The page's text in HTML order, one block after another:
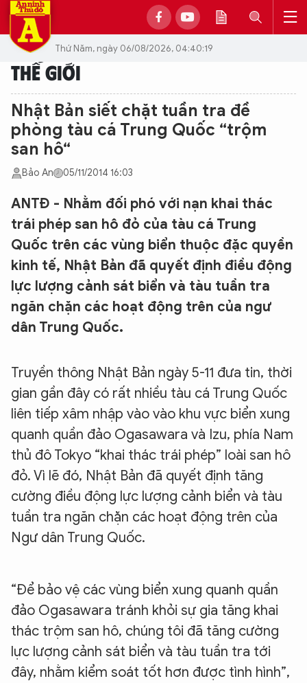
Thứ Năm, ngày 06/08/2026, 04:40:19
THẾ GIỚI
Nhật Bản siết chặt tuần tra đề
phòng tàu cá Trung Quốc “trộm
san hô“
Bảo An 05/11/2014 16:03
ANTĐ - Nhằm đối phó với nạn khai thác
trái phép san hô đỏ của tàu cá Trung
Quốc trên các vùng biển thuộc đặc quyền
kinh tế, Nhật Bản đã quyết định điều động
lực lượng cảnh sát biển và tàu tuần tra
ngăn chặn các hoạt động trên của ngư
dân Trung Quốc.
Truyền thông Nhật Bản ngày 5-11 đưa tin, thời
gian gần đây có rất nhiều tàu cá Trung Quốc
liên tiếp xâm nhập vào vào khu vực biển xung
quanh quần đảo Ogasawara và Izu, phía Nam
thủ đô Tokyo “khai thác trái phép” loài san hô
đỏ. Vì lẽ đó, Nhật Bản đã quyết định tăng
cường điều động lực lượng cảnh biển và tàu
tuần tra ngăn chặn các hoạt động trên của
Ngư dân Trung Quốc.
“Để bảo vệ các vùng biển xung quanh quần
đảo Ogasawara tránh khỏi sự gia tăng khai
thác trộm san hô, chúng tôi đã tăng cường
lực lượng cảnh sát biển và tàu tuần tra tới
đây, nhằm kiểm soát tốt hơn được tình hình”,